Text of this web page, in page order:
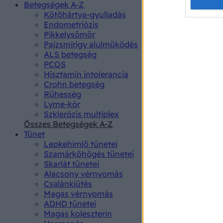
Betegségek A-Z
Kötőhártya-gyulladás
Endometriózis
Pikkelysömör
Pajzsmirigy alulműködés
ALS betegség
PCOS
Hisztamin intolerancia
Crohn betegség
Rühesség
Lyme-kór
Szklerózis multiplex
Összes Betegségek A-Z
Tünet
Lepkehimlő tünetei
Szamárköhögés tünetei
Skarlát tünetei
Alacsony vérnyomás
Csalánkiütés
Magas vérnyomás
ADHD tünetei
Magas koleszterin